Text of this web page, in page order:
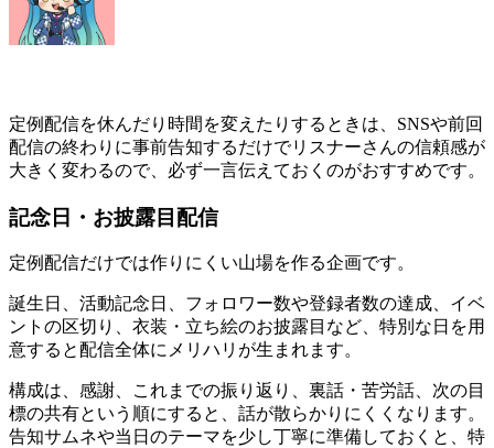
定例配信を休んだり時間を変えたりするときは、SNSや前回
配信の終わりに事前告知するだけでリスナーさんの信頼感が
大きく変わるので、必ず一言伝えておくのがおすすめです。
記念日・お披露目配信
定例配信だけでは作りにくい山場を作る企画です。
誕生日、活動記念日、フォロワー数や登録者数の達成、イベ
ントの区切り、衣装・立ち絵のお披露目など、特別な日を用
意すると配信全体にメリハリが生まれます。
構成は、感謝、これまでの振り返り、裏話・苦労話、次の目
標の共有という順にすると、話が散らかりにくくなります。
告知サムネや当日のテーマを少し丁寧に準備しておくと、特